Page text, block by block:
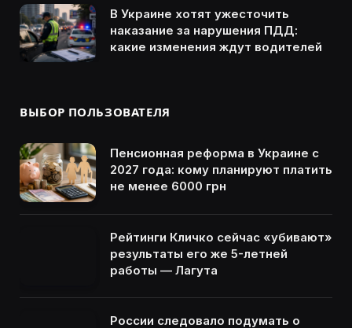
В Украине хотят ужесточить
наказание за нарушения ПДД:
какие изменения ждут водителей
ВЫБОР ПОЛЬЗОВАТЕЛЯ
Пенсионная реформа в Украине с
2027 года: кому планируют платить
не менее 6000 грн
Рейтинги Кличко сейчас «убивают»
результаты его же 5-летней
работы — Лагута
России следовало подумать о